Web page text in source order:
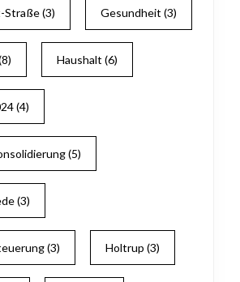
Straße(3) Gesundheit (3)
Haushalt (6)
(4)
(5)
(3)
(3) Holtrup (3)